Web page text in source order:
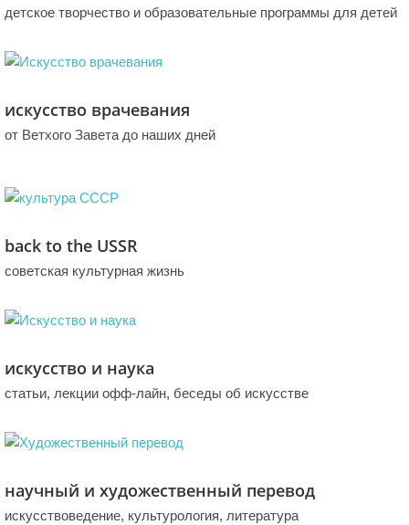
детское творчество и образовательные программы для детей
искусство врачевания
от Ветхого Завета до наших дней
back to the USSR
советская культурная жизнь
искусство и наука
статьи, лекции офф-лайн, беседы об искусстве
научный и художественный перевод
искусствоведение, культурология, литература